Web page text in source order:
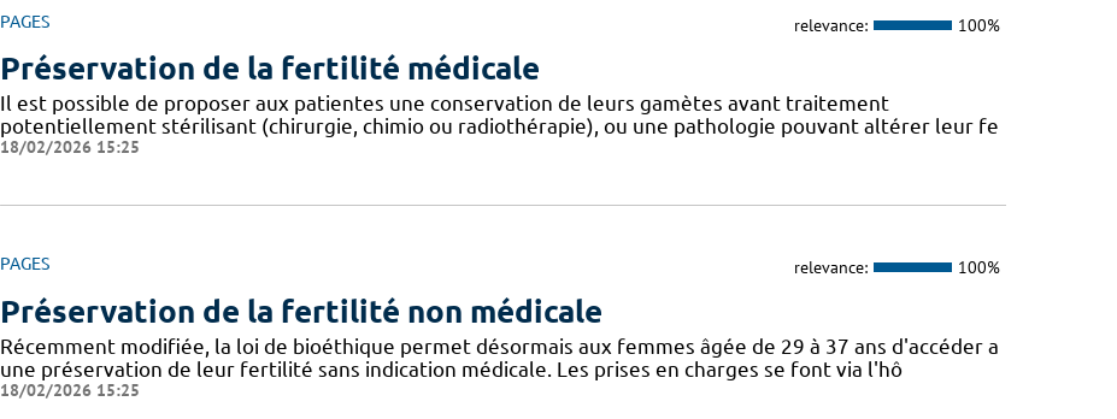
PAGES relevance: 100%
Préservation de la fertilité médicale
Il est possible de proposer aux patientes une conservation de leurs gamètes avant traitement
potentiellement stérilisant (chirurgie, chimio ou radiothérapie), ou une pathologie pouvant altérer leur fe
18/02/2026 15:25
PAGES relevance: 100%
Préservation de la fertilité non médicale
Récemment modifiée, la loi de bioéthique permet désormais aux femmes âgée de 29 à 37 ans d'accéder a
une préservation de leur fertilité sans indication médicale. Les prises en charges se font via l'hô
18/02/2026 15:25